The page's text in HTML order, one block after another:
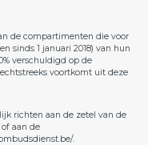
de compartimenten die voor
sinds 1 januari 2018) van hun
verschuldigd op de
voortkomt uit deze
richten aan de zetel van de
of aan de
.